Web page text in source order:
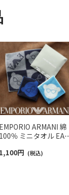
EMPORIO ARMANI 綿
100％ ミニタオル EA
オル メンズ【365日最
1,100円 (税込)